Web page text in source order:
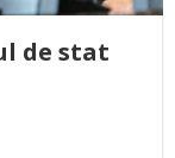
de stat